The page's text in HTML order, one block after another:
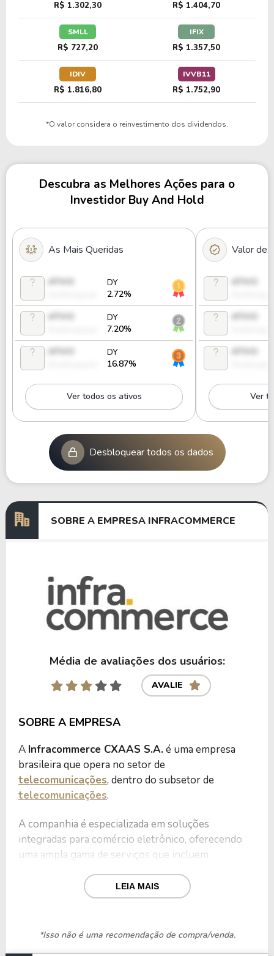
R$ 1.302,30 R$ 1.404,70
SMLL
R$ 727,20
IFIX
R$ 1.357,50
IDIV
R$ 1.816,80
IVVB11
R$ 1.752,90
*O valor considera o reinvestimento dos dividendos.
Descubra as Melhores Ações para o
Investidor Buy And Hold
As Mais Queridas
DY
2.72%
DY
7.20%
DY
16.87%
Ver todos os ativos
Valor de
Ver
Desbloquear todos os dados
SOBRE A EMPRESA INFRACOMMERCE
Média de avaliações dos usuários:
AVALIE
SOBRE A EMPRESA
A Infracommerce CXAAS S.A.é uma empresa
brasileira que opera no setor de
telecomunicações, dentro do subsetor de
telecomunicações.
A companhia é especializada em soluções
integradas para comércio eletrônico, oferecendo
uma ampla gama de serviços que incluem
pagamentos, logística integrada e marketing
Suas operações estão divididas em cinco principais
LEIA MAIS
*Isso não é uma recomendação de compra/venda.